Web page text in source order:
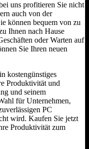
uns profitieren Sie nicht
auch von der
können bequem von zu
Ihnen nach Hause
oder Warten auf
Sie Ihren neuen
kostengünstiges
Produktivität und
und seinem
für Unternehmen,
PC
wird. Kaufen Sie jetzt
Produktivität zum